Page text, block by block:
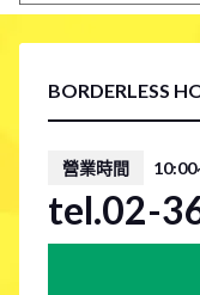
BORDERLESS
營業時間
tel.02-